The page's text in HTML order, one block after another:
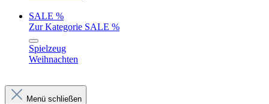
SALE %
Zur Kategorie SALE %
Spielzeug
Weihnachten
Menü schließen